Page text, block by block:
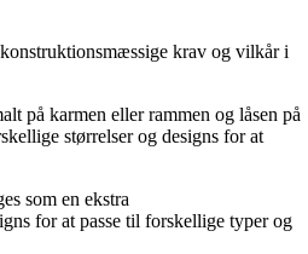
krav og vilkår i
på karmen eller rammen og låsen på
størrelser og designs for at
som en ekstra
for at passe til forskellige typer og